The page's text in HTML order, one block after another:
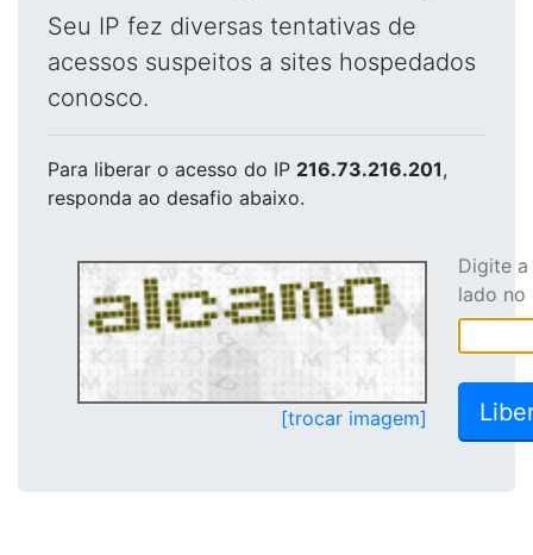
Seu IP fez diversas tentativas de
acessos suspeitos a sites hospedados
conosco.
Para liberar o acesso do IP 216.73.216.201,
responda ao desafio abaixo.
[trocar imagem]
Digite
lado no